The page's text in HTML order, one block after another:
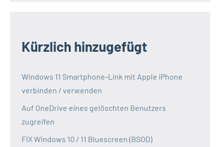
Kürzlich hinzugefügt
Windows 11 Smartphone-Link mit Apple iPhone
verbinden / verwenden
Auf OneDrive eines gelöschten Benutzers
zugreifen
FIX Windows 10 / 11 Bluescreen (BSOD)